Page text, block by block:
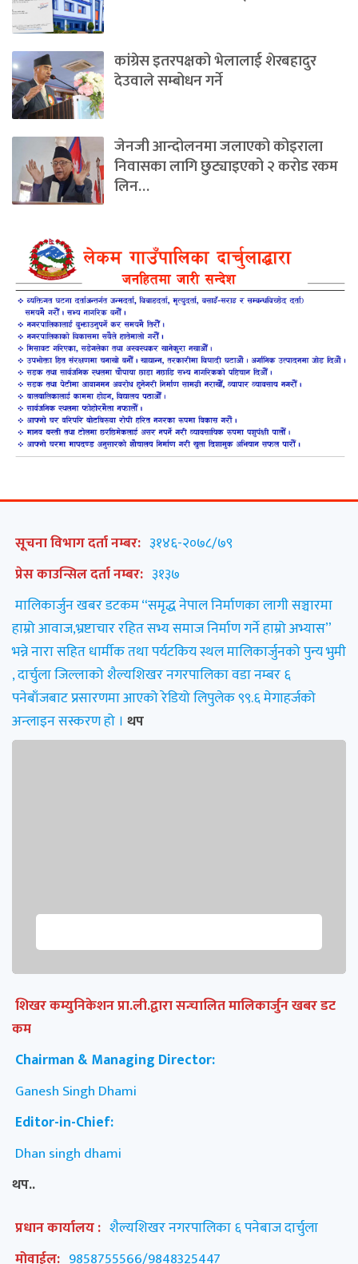
कांग्रेस इतरपक्षको भेलालाई शेरबहादुर
देउवाले सम्बोधन गर्ने
जेनजी आन्दोलनमा जलाएको कोइराला
निवासका लागि छुट्याइएको २ करोड रकम
लिन…
सूचना विभाग दर्ता नम्बर: ३१४६-२०७८/७९
प्रेस काउन्सिल दर्ता नम्बर: ३१३७
मालिकार्जुन खबर डटकम “समृद्ध नेपाल निर्माणका लागी सञ्चारमा
हाम्रो आवाज,भ्रष्टाचार रहित सभ्य समाज निर्माण गर्ने हाम्रो अभ्यास”
भन्ने नारा सहित धार्मीक तथा पर्यटकिय स्थल मालिकार्जुनको पुन्य भुमी
, दार्चुला जिल्लाको शैल्यशिखर नगरपालिका वडा नम्बर ६
पनेबाँजबाट प्रसारणमा आएको रेडियो लिपुलेक ९९.६ मेगाहर्जको
अन्लाइन सस्करण हो । थप
शिखर कम्युनिकेशन प्रा.ली.द्वारा सन्चालित मालिकार्जुन खबर डट
कम
Chairman & Managing Director:
Ganesh Singh Dhami
Editor-in-Chief:
Dhan singh dhami
थप..
प्रधान कार्यालय : शैल्यशिखर नगरपालिका ६ पनेबाज दार्चुला
मोवाईल: 9858755566/9848325447